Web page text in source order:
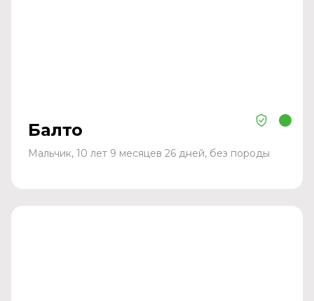
Балто
Мальчик, 10 лет 9 месяцев 26 дней, без породы